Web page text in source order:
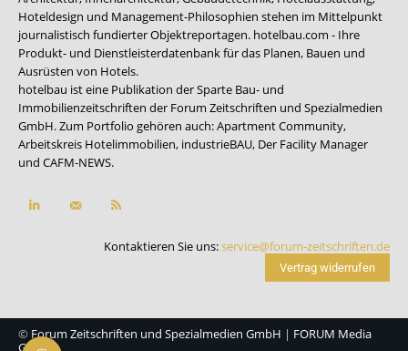
Hoteldesign und Management-Philosophien stehen im Mittelpunkt
journalistisch fundierter Objektreportagen. hotelbau.com - Ihre
Produkt- und Dienstleisterdatenbank für das Planen, Bauen und
Ausrüsten von Hotels.
hotelbau ist eine Publikation der Sparte Bau- und
Immobilienzeitschriften der Forum Zeitschriften und Spezialmedien
GmbH. Zum Portfolio gehören auch:Apartment Community,
Arbeitskreis Hotelimmobilien, industrieBAU, Der Facility Manager
und CAFM-NEWS.
Kontaktieren Sie uns:service@forum-zeitschriften.de
Vertrag widerrufen
© Forum Zeitschriften und Spezialmedien GmbH | FORUM Media
Group